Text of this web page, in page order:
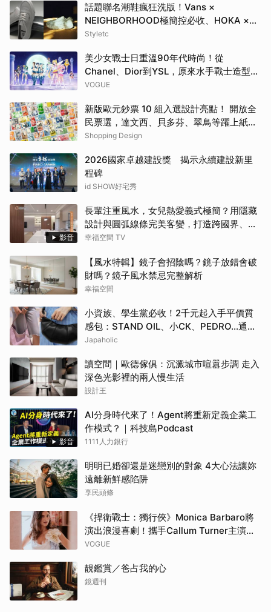
話題聯名潮鞋瘋狂洗版！Vans ×
NEIGHBORHOOD極簡控必收、HOKA ×
BEAMS根本穿上腳的藝術品
Styletc
美少女戰士日重溫90年代時尚！從
Chanel、Dior到YSL，原來水手戰士造型都
來自伸展台
VOGUE
新版歐元鈔票 10 組入選設計亮點！ 開放全
民票選，達文西、貝多芬、翠鳥等躍上紙鈔
一次看
Shopping Design
2026國家卓越建設獎 揭示永續建設新里
程碑
id SHOW好宅秀
影音
長輩注重風水，女兒熱愛義式極簡？用隱藏
設計與圓弧線條完美客變，打造跨國界、跨
世代都點頭的客變療癒休閒宅！
幸福空間 TV
【風水特輯】鏡子會招陰嗎？鏡子放錯會破
財嗎？鏡子風水禁忌完整解析
幸福空間
小資族、學生黨必收！2千元起入手平價質
感包：STAND OIL、小CK、PEDRO…通勤
約會都超加分
Japaholic
讀空間｜歐德傢俱：沉澱城市喧囂步調 走入
深色光影裡的兩人慢生活
設計王
影音
AI分身時代來了！Agent將重新定義企業工
作模式？｜科技島Podcast
1111人力銀行
明明已婚卻還是迷戀別的對象 4大心法讓妳
遠離新鮮感陷阱
享民頭條
《捍衛戰士：獨行俠》Monica Barbaro將
演出浪漫喜劇！攜手Callum Turner主演
《一夜限定》
VOGUE
靚鑑賞／爸占我的心
鏡週刊